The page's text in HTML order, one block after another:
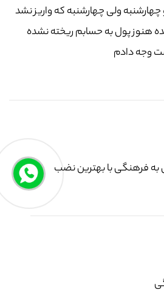
ولی چهارشنبه که واریز نشد
هنوز پول به حسابم ریخته نشده
وجه دادم
به فرهنگی با بهترین نضب